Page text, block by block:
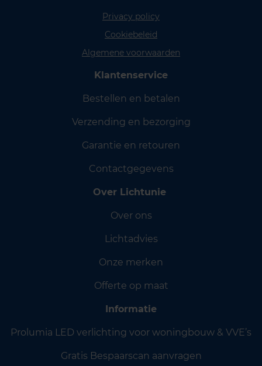
Privacy policy
Cookiebeleid
Algemene voorwaarden
Klantenservice
Bestellen en betalen
Verzending en bezorging
Garantie en retouren
Contactgegevens
Over Lichtunie
Over ons
Lichtadvies
Onze merken
Offerte op maat
Informatie
Prolumia LED verlichting voor woningbouw & VVE’s
Gratis Bespaarscan aanvragen